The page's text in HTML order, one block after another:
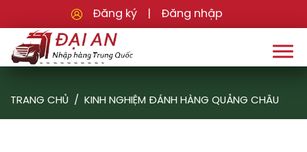
Đăng ký Đăng nhập
TRANG CHỦ KINH NGHIỆM ĐÁNH HÀNG QUẢNG CHÂU